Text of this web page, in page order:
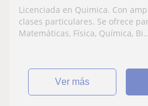
Licenciada en Quimica. Con
clases particulares. Se ofrece
Matemáticas, Física, Química,
ver más